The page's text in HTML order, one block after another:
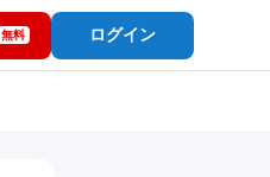
無料 ログイン